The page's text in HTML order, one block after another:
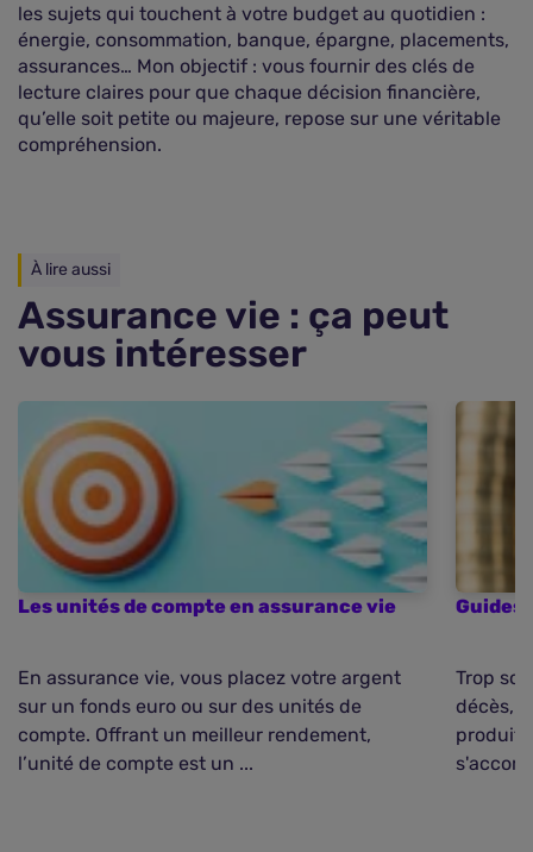
les sujets qui touchent à votre budget au quotidien :
énergie, consommation, banque, épargne, placements,
assurances… Mon objectif : vous fournir des clés de
lecture claires pour que chaque décision financière,
qu’elle soit petite ou majeure, repose sur une véritable
compréhension.
À lire aussi
Assurance vie : ça peut
vous intéresser
Les unités de compte en assurance vie
En assurance vie, vous placez votre argent
sur un fonds euro ou sur des unités de
compte. Offrant un meilleur rendement,
l’unité de compte est un ...
Guides
Trop
décès,
produit